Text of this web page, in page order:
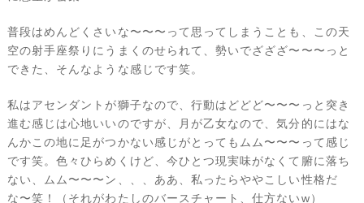
普段はめんどくさいな〜〜〜って思ってしまうことも、この天
空の射手座祭りにうまくのせられて、勢いでざざざ〜〜〜っと
できた、そんなような感じです笑。
私はアセンダントが獅子なので、行動はどどど〜〜〜っと突き
進む感じは心地いいのですが、月が乙女なので、気分的にはな
んかこの地に足がつかない感じがとってもムム〜〜〜って感じ
です笑。色々ひらめくけど、今ひとつ現実味がなくて腑に落ち
ない、ムム〜〜〜ン、、、ああ、私ったらややこしい性格だ
な〜笑！（それがわたしのバースチャート、仕方ないw）